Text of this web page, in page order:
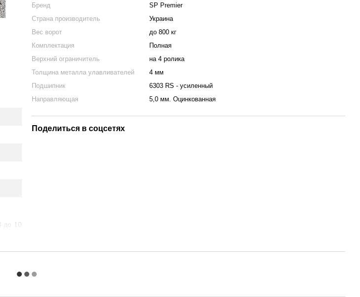
до 10
Бренд
SP Premier
Страна производитель
Украина
Вес ворот
до 800 кг
Комплектация
Полная
Верхний ограничитель
на 4 ролика
Толщина металла улавливателей
4 мм
Подшипник
6303 RS - усиленный
Направляющая
5,0 мм. Оцинкованная
Поделиться в соцсетях